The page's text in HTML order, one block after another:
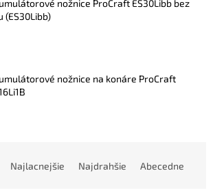
nožnice ProCraft ES30Libb bez
(ES30Libb)
nožnice na konáre ProCraft
Najlacnejšie Najdrahšie Abecedne